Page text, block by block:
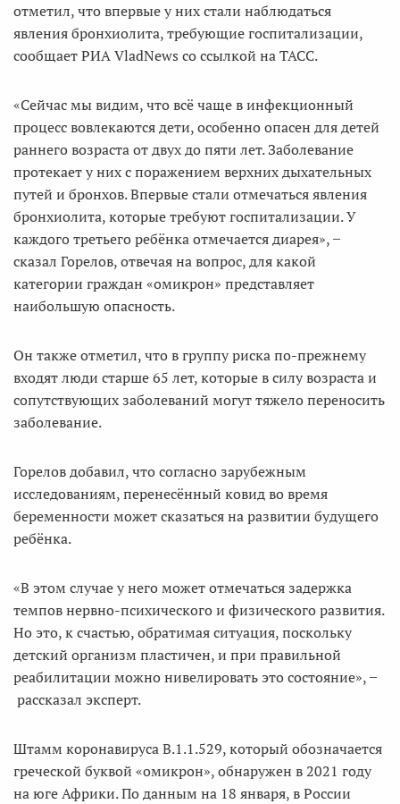
отметил, что впервые у них стали наблюдаться
явления бронхиолита, требующие госпитализации,
сообщает РИА VladNews со ссылкой на ТАСС.
«Сейчас мы видим, что всё чаще в инфекционный
процесс вовлекаются дети, особенно опасен для детей
раннего возраста от двух до пяти лет. Заболевание
протекает у них с поражением верхних дыхательных
путей и бронхов. Впервые стали отмечаться явления
бронхиолита, которые требуют госпитализации. У
каждого третьего ребёнка отмечается диарея», ̶
сказал Горелов, отвечая на вопрос, для какой
категории граждан «омикрон» представляет
наибольшую опасность.
Он также отметил, что в группу риска по-прежнему
входят люди старше 65 лет, которые в силу возраста и
сопутствующих заболеваний могут тяжело переносить
заболевание.
Горелов добавил, что согласно зарубежным
исследованиям, перенесённый ковид во время
беременности может сказаться на развитии будущего
ребёнка.
«В этом случае у него может отмечаться задержка
темпов нервно-психического и физического развития.
Но это, к счастью, обратимая ситуация, поскольку
детский организм пластичен, и при правильной
реабилитации можно нивелировать это состояние», ̶
рассказал эксперт.
Штамм коронавируса В.1.1.529, который обозначается
греческой буквой «омикрон», обнаружен в 2021 году
на юге Африки. По данным на 18 января, в России